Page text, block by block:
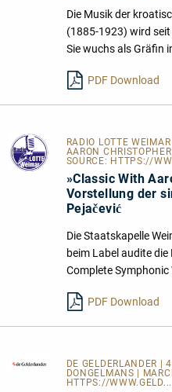
Die Musik der
(1885-1923) wird
Sie wuchs als Gräfin
PDF Download
RADIO LOTTE WEIMAR
AARON
SOURCE: HTTPS://
»Classic With
Vorstellung der
Pejačević
Die Staatskapelle
beim Label audite die
Complete Symphonic
PDF Download
DE GELDERLANDER
|
DONGELMANS |
HTTPS://WWW.GELD...